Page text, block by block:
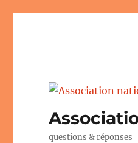
questions & réponses